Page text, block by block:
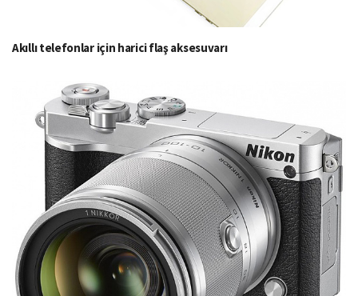
Akıllı telefonlar için harici flaş aksesuvarı